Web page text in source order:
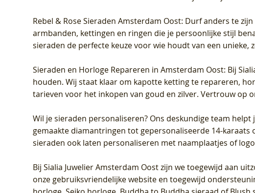
Rebel & Rose Sieraden Amsterdam Oost: Durf anders te
armbanden, kettingen en ringen die je persoonlijke stijl
sieraden de perfecte keuze voor wie houdt van een
Sieraden en Horloge Repareren in Amsterdam Oost: Bij
houden. Wij staat klaar om kapotte ketting te repareren,
tarieven voor het inkopen van goud en zilver. Vertrouw op
Wil je sieraden personaliseren? Ons deskundige team
gemaakte diamantringen tot gepersonaliseerde 14-karaats
sieraden ook laten personaliseren met naamplaatjes of
BijSialia Juwelier Amsterdam Oostzijn we toegewijd aan
onze gebruiksvriendelijke website en toegewijd